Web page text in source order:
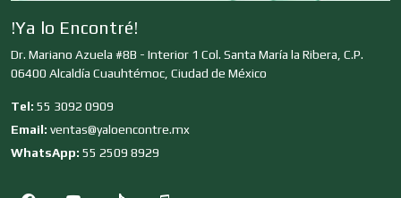
Electricidad y Plomería
!Ya lo Encontré!
Dr. Mariano Azuela #8B - Interior 1 Col. Santa María la Ribera, C.P.
06400 Alcaldía Cuauhtémoc, Ciudad de México
Tel: 55 3092 0909
Email: ventas@yaloencontre.mx
WhatsApp: 55 2509 8929